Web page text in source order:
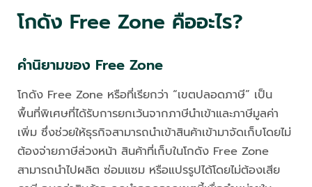
โกดัง Free Zone คืออะไร?
คำนิยามของ Free Zone
โกดัง Free Zone หรือที่เรียกว่า “เขตปลอดภาษี” เป็น
พื้นที่พิเศษที่ได้รับการยกเว้นจากภาษีนำเข้าและภาษีมูลค่า
เพิ่ม ซึ่งช่วยให้ธุรกิจสามารถนำเข้าสินค้าเข้ามาจัดเก็บโดยไม่
ต้องจ่ายภาษีล่วงหน้า สินค้าที่เก็บในโกดัง Free Zone
สามารถนำไปผลิต ซ่อมแซม หรือแปรรูปได้โดยไม่ต้องเสีย